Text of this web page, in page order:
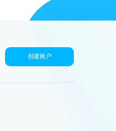
。注册用户可通过
创建账户